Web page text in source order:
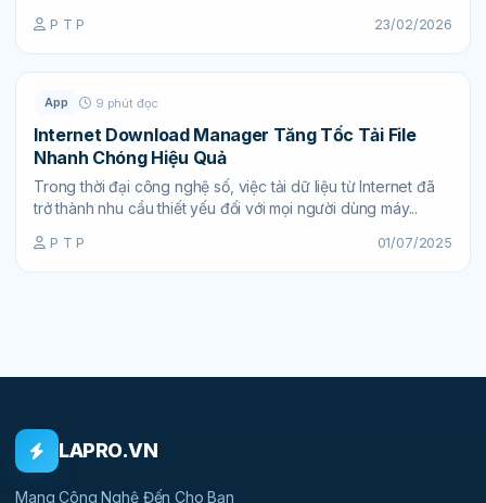
P T P 23/02/2026
App 9 phút đọc
Internet Download Manager Tăng Tốc Tải File
Nhanh Chóng Hiệu Quả
Trong thời đại công nghệ số, việc tải dữ liệu từ Internet đã
trở thành nhu cầu thiết yếu đối với mọi người dùng máy...
P T P 01/07/2025
LAPRO.VN
Mang Công Nghệ Đến Cho Bạn